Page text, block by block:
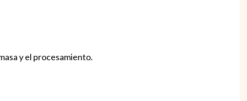
y el procesamiento.